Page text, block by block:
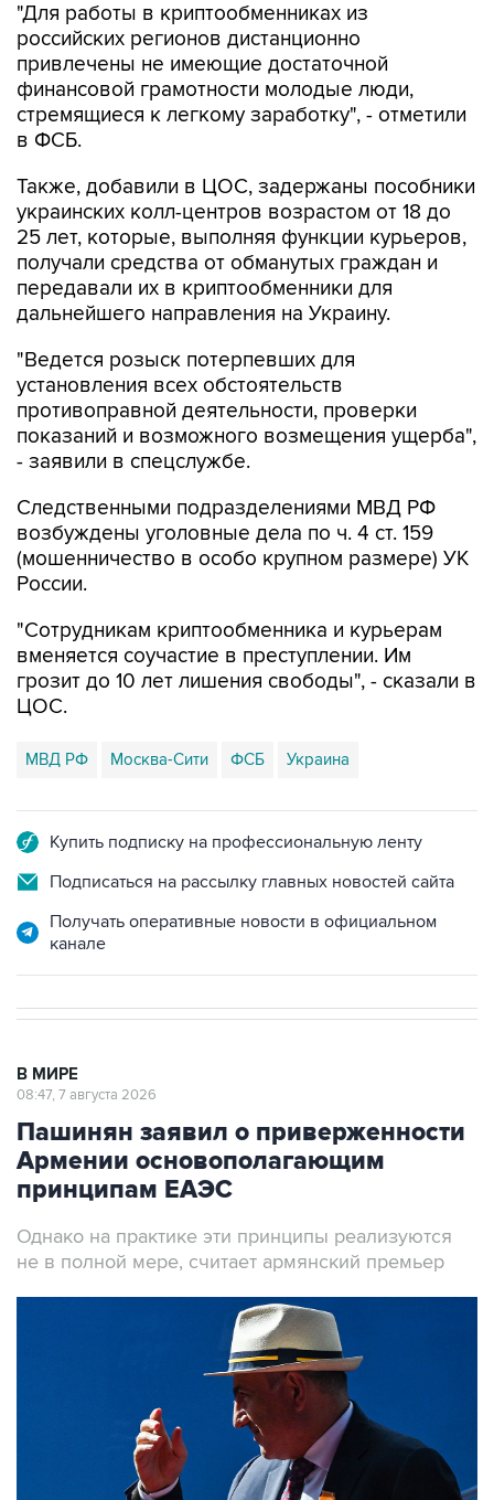
"Для работы в криптообменниках из
российских регионов дистанционно
привлечены не имеющие достаточной
финансовой грамотности молодые люди,
стремящиеся к легкому заработку", - отметили
в ФСБ.
Также, добавили в ЦОС, задержаны пособники
украинских колл-центров возрастом от 18 до
25 лет, которые, выполняя функции курьеров,
получали средства от обманутых граждан и
передавали их в криптообменники для
дальнейшего направления на Украину.
"Ведется розыск потерпевших для
установления всех обстоятельств
противоправной деятельности, проверки
показаний и возможного возмещения ущерба",
- заявили в спецслужбе.
Следственными подразделениями МВД РФ
возбуждены уголовные дела по ч. 4 ст. 159
(мошенничество в особо крупном размере) УК
России.
"Сотрудникам криптообменника и курьерам
вменяется соучастие в преступлении. Им
грозит до 10 лет лишения свободы", - сказали в
ЦОС.
МВД РФ Москва-Сити ФСБ Украина
Купить подписку на профессиональную ленту
Подписаться на рассылку главных новостей сайта
Получать оперативные новости в официальном
канале
В МИРЕ
08:47, 7 августа 2026
Пашинян заявил о приверженности
Армении основополагающим
принципам ЕАЭС
Однако на практике эти принципы реализуются
не в полной мере, считает армянский премьер